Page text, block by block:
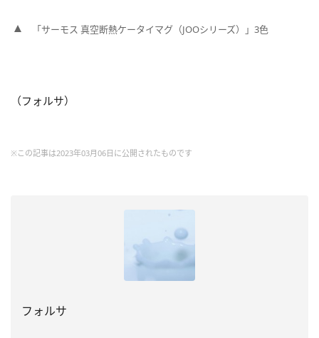
「サーモス 真空断熱ケータイマグ（JOOシリーズ）」3色
（フォルサ）
※この記事は2023年03月06日に公開されたものです
フォルサ